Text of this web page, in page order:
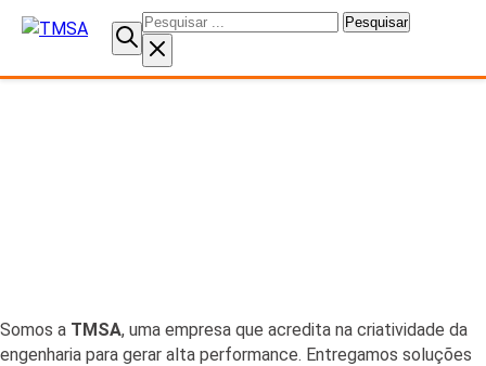
Pesquisar
por:
Somos a TMSA, uma empresa que acredita na criatividade da
engenharia para gerar alta performance. Entregamos soluções